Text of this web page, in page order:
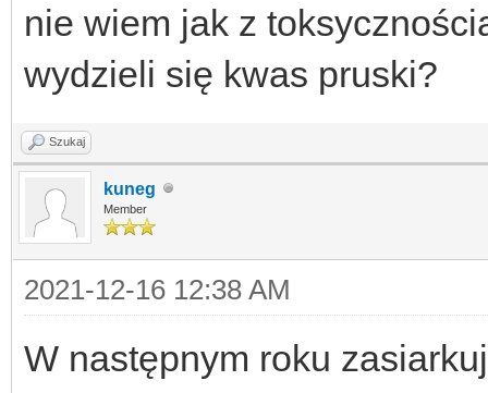
nie wiem jak z
wydzieli się kwas pruski?
Szukaj
kuneg
Member
2021-12-16 12:38 AM
W następnym roku